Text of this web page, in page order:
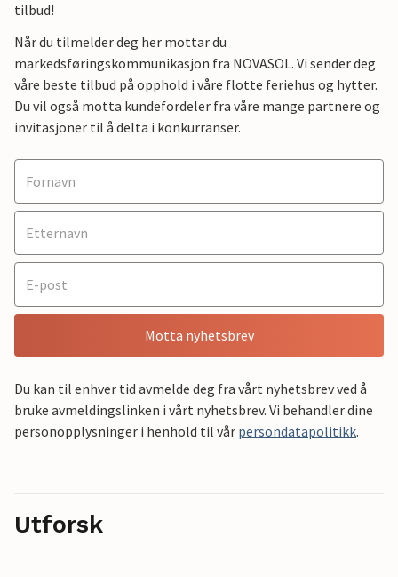
tilbud!
Når du tilmelder deg her mottar du
markedsføringskommunikasjon fra NOVASOL. Vi sender deg
våre beste tilbud på opphold i våre flotte feriehus og hytter.
Du vil også motta kundefordeler fra våre mange partnere og
invitasjoner til å delta i konkurranser.
Motta nyhetsbrev
Du kan til enhver tid avmelde deg fra vårt nyhetsbrev ved å
bruke avmeldingslinken i vårt nyhetsbrev. Vi behandler dine
personopplysninger i henhold til vår persondatapolitikk.
Utforsk